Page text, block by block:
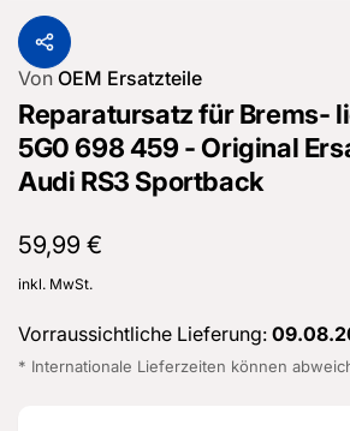
Von OEM Ersatzteile
Reparatursatz für Brems-
5G0 698 459 - Original
Audi RS3 Sportback
Normaler
Preis
59,99 €
inkl. MwSt.
Vorraussichtliche Lieferung:
* Internationale Lieferzeiten können